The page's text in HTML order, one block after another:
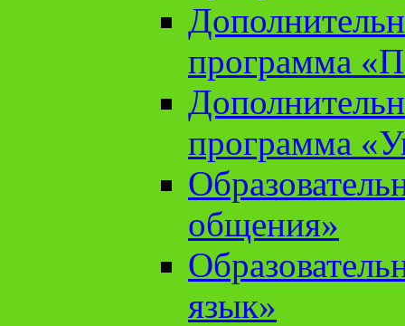
программа
программа
общения»
язык»